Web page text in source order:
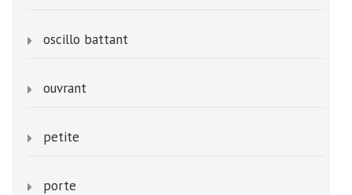
oscillo battant
ouvrant
petite
porte